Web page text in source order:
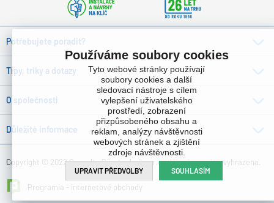
Potřebujete poradit?
Tipy, triky a dotazy
O společnosti
Důležité informace
Copyright © 2022 Consulta Bürotechnik s.r.o. , Všechna práva vyhrazena.
Programia - internetové obchody
Používáme soubory cookies
Tyto webové stránky používají
soubory cookies a další
sledovací nástroje s cílem
vylepšení uživatelského
prostředí, zobrazení
přizpůsobeného obsahu a
reklam, analýzy návštěvnosti
webových stránek a zjištění
zdroje návštěvnosti.
UPRAVIT PŘEDVOLBY SOUHLASÍM